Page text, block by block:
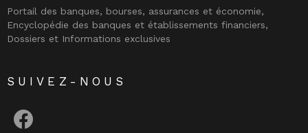
Portail des banques, bourses, assurances et économie,
Encyclopédie des banques et établissements financiers,
Dossiers et Informations exclusives
SUIVEZ-NOUS